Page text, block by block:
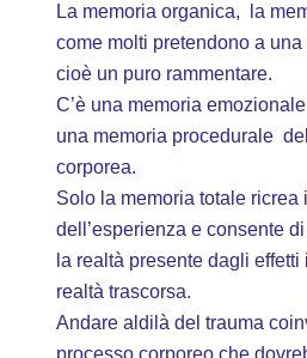
La memoria organica, la
come molti pretendono a
cioè un puro rammentare.
C’è una memoria
una memoria procedurale
corporea.
Solo la memoria totale ricrea
dell’esperienza e consente
la realtà presente dagli
realtà trascorsa.
Andare aldilà del trauma